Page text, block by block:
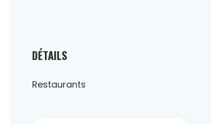
DÉTAILS
Restaurants